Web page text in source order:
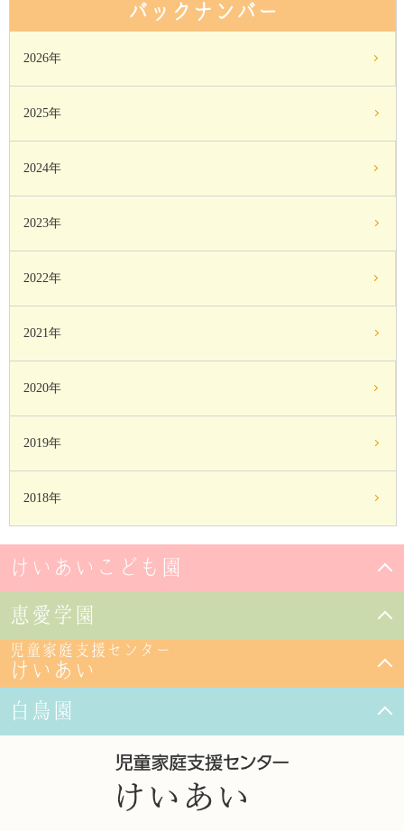
バックナンバー
2026年
2025年
2024年
2023年
2022年
2021年
2020年
2019年
2018年
けいあいこども園
恵愛学園
児童家庭支援センター
けいあい
白鳥園